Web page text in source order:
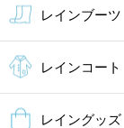
レインブーツ
レインコート
レイングッズ